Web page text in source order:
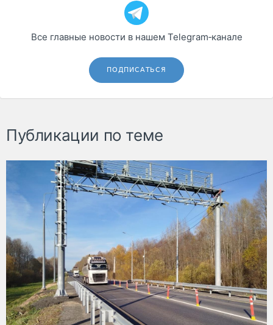
Все главные новости в нашем Telegram‑канале
ПОДПИСАТЬСЯ
Публикации по теме